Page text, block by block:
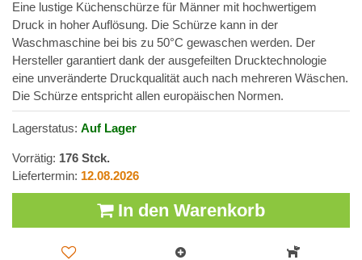
Eine lustige Küchenschürze für Männer mit hochwertigem
Druck in hoher Auflösung. Die Schürze kann in der
Waschmaschine bei bis zu 50°C gewaschen werden. Der
Hersteller garantiert dank der ausgefeilten Drucktechnologie
eine unveränderte Druckqualität auch nach mehreren Wäschen.
Die Schürze entspricht allen europäischen Normen.
Lagerstatus: Auf Lager
Vorrätig: 176 Stck.
Liefertermin: 12.08.2026
In den Warenkorb